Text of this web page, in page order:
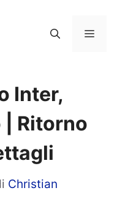
Menu
Inter,
Ritorno
Christian